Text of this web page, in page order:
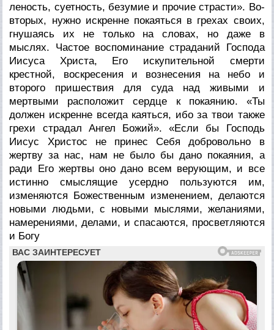
леность, суетность, безумие и прочие страсти». Во-
вторых, нужно искренне покаяться в грехах своих,
гнушаясь их не только на словах, но даже в
мыслях. Частое воспоминание страданий Господа
Иисуса Христа, Его искупительной смерти
крестной, воскресения и вознесения на небо и
второго пришествия для суда над живыми и
мертвыми расположит сердце к покаянию. «Ты
должен искренне всегда каяться, ибо за твои также
грехи страдал Ангел Божий». «Если бы Господь
Иисус Христос не принес Себя добровольно в
жертву за нас, нам не было бы дано покаяния, а
ради Его жертвы оно дано всем верующим, и все
истинно смыслящие усердно пользуются им,
изменяются Божественным изменением, делаются
новыми людьми, с новыми мыслями, желаниями,
намерениями, делами, и спасаются, просветляются
и Богу